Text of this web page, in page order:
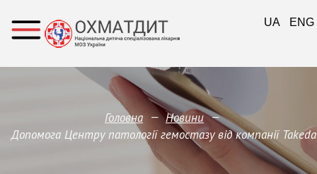
Головна — Новини —
Допомога Центру патології гемостазу від компанії Takeda
UA ENG